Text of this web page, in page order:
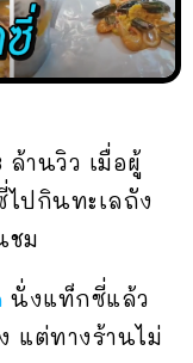
านวิว เมื่อผู้
ปกินทะเลถัง
ชม
นั่งแท็กซี่แล้ว
แต่ทางร้านไม่